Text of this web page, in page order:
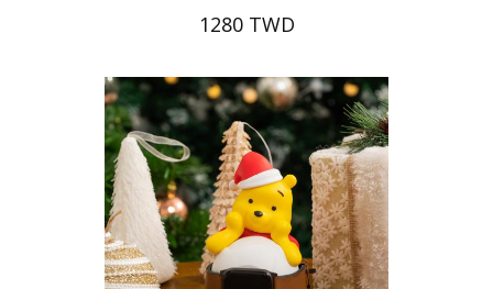
1280 TWD